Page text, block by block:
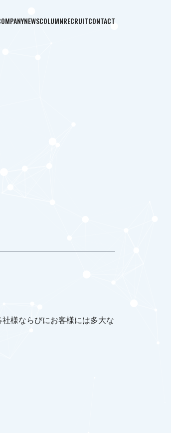
NEWSCOLUMNRECRUITCONTACT
様ならびにお客様には多大な